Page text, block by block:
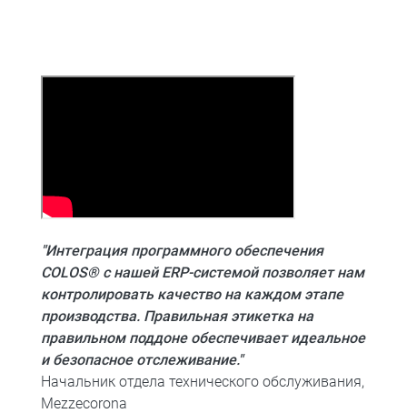
"Интеграция программного обеспечения
COLOS® с нашей ERP-системой позволяет нам
контролировать качество на каждом этапе
производства. Правильная этикетка на
правильном поддоне обеспечивает идеальное
и безопасное отслеживание."
Начальник отдела технического обслуживания,
Mezzecorona